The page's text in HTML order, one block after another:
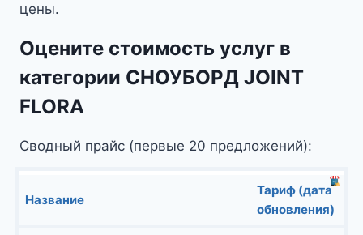
цены.
Оцените стоимость услуг в
категории СНОУБОРД JOINT
FLORA
Сводный прайс (первые 20 предложений):
Название
Тариф (дата
обновления)